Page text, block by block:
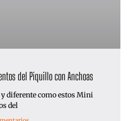
del Piquillo con Anchoas
diferente como estos Mini
del